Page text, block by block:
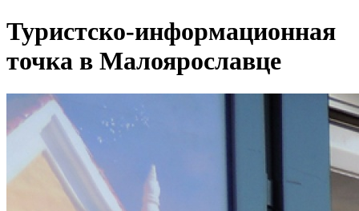
Туристско-информационная
точка в Малоярославце